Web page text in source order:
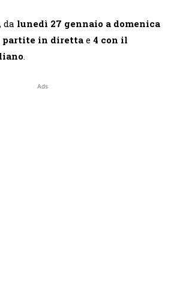
da lunedì 27 gennaio a domenica
partite in diretta e 4 con il
.
Ads